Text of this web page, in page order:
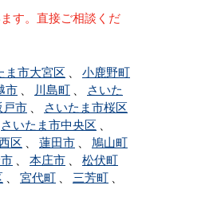
す。直接ご相談くだ
ま市大宮区
小鹿野町
市 川島町
さいた
戸市
さいたま市桜区
さいたま市中央区
区 蓮田市
鳩山町
本庄市
松伏町
宮代町 三芳町